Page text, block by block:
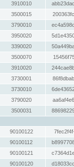
3910010
3500015
3790010
3950020
3390020
3500070
3910020
3730001
3730010
3790020
3500031
90100122
90100112
90100121
90100120